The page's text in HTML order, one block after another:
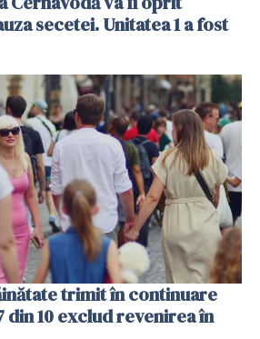
secetei. Unitatea 1 a fost
trimit în continuare
din 10 exclud revenirea în